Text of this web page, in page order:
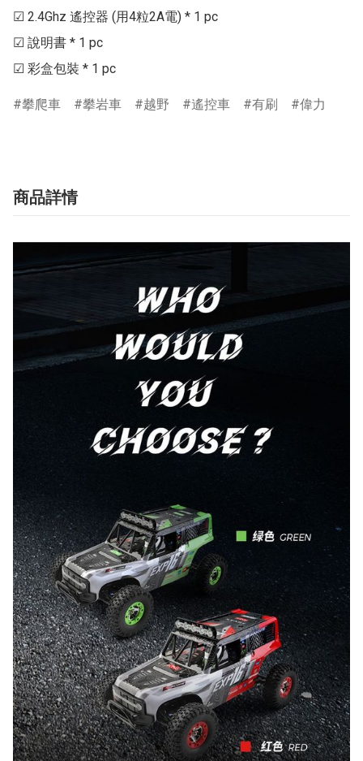
☑ 2.4Ghz 遙控器 (用4粒2A電) * 1 pc
☑ 說明書 * 1 pc
攀爬車 攀岩車 越野 遙控車 有刷 偉力
商品詳情